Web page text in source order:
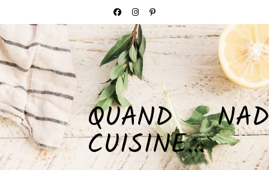
QUAND NAD
CUISINE…